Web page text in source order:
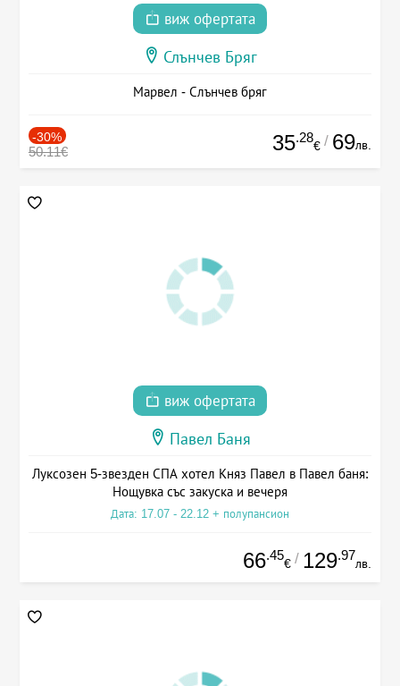
виж офертата
Слънчев Бряг
Марвел - Слънчев бряг
-30%
50.11€ 35.28
€ / 69лв.
виж офертата
Павел Баня
Луксозен 5-звезден СПА хотел Княз Павел в Павел баня:
Нощувка със закуска и вечеря
Дата: 17.07 - 22.12 + полупансион
66.45
€ / 129.97
лв.